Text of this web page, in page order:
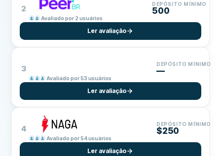
2
Avaliado por 2 usuários
DEPÓSITO MÍNIMO
500
Ler avaliação
3
Avaliado por 53 usuários
DEPÓSITO MÍNIMO
—
Ler avaliação
4
Avaliado por 54 usuários
DEPÓSITO MÍNIMO
$250
Ler avaliação